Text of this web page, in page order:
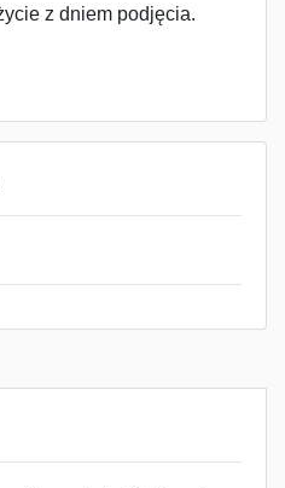
z dniem podjęcia.